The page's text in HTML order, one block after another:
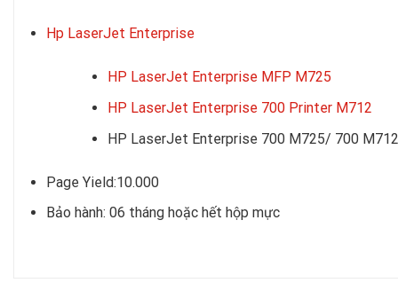
Hp LaserJet Enterprise
HP LaserJet Enterprise MFP M725
HP LaserJet Enterprise 700 Printer M712
HP LaserJet Enterprise 700 M725/ 700 M712
Page Yield:10.000
Bảo hành: 06 tháng hoặc hết hộp mực